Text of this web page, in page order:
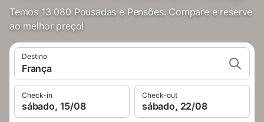
Temos 13 080 Pousadas e Pensões. Compare e reserve
ao melhor preço!
Destino
França
Check-in
sábado, 15/08
Check-out
sábado, 22/08